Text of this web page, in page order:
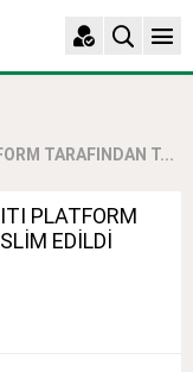
TARAFINDAN T...
PLATFORM
EDİLDİ